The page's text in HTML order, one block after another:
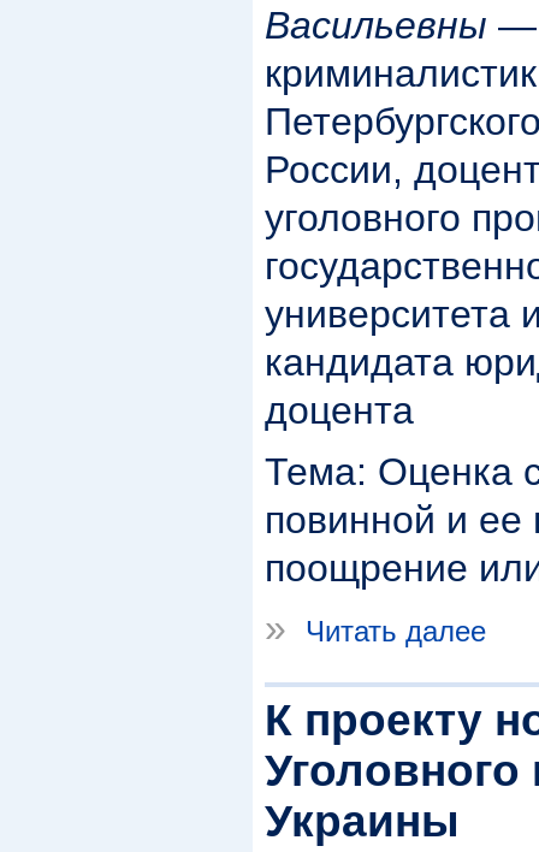
Васильевны —
России,
уголовного
университета
кандидата
доцента
Тема: Оценка
повинной и ее
поощрение
»
Читать далее
К проекту
Уголовного
Украины